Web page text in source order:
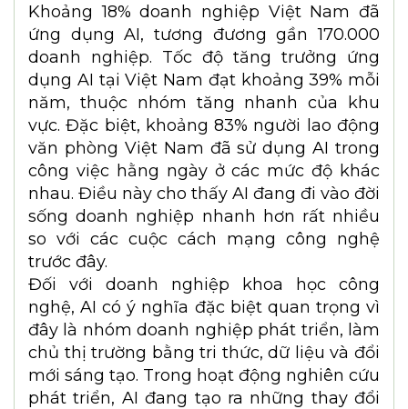
Khoảng 18% doanh nghiệp Việt Nam đã
ứng dụng AI, tương đương gần 170.000
doanh nghiệp. Tốc độ tăng trưởng ứng
dụng AI tại Việt Nam đạt khoảng 39% mỗi
năm, thuộc nhóm tăng nhanh của khu
vực. Đặc biệt, khoảng 83% người lao động
văn phòng Việt Nam đã sử dụng AI trong
công việc hằng ngày ở các mức độ khác
nhau. Điều này cho thấy AI đang đi vào đời
sống doanh nghiệp nhanh hơn rất nhiều
so với các cuộc cách mạng công nghệ
trước đây.
Đối với doanh nghiệp khoa học công
nghệ, AI có ý nghĩa đặc biệt quan trọng vì
đây là nhóm doanh nghiệp phát triển, làm
chủ thị trường bằng tri thức, dữ liệu và đổi
mới sáng tạo. Trong hoạt động nghiên cứu
phát triển, AI đang tạo ra những thay đổi